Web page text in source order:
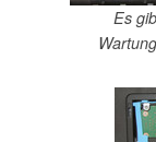
Es